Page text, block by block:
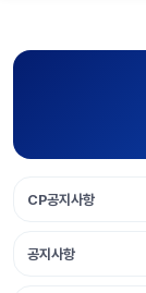
CP공지사항
공지사항